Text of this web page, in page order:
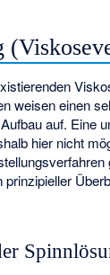
weisen einen
auf. Eine
hier nicht
prinzipieller